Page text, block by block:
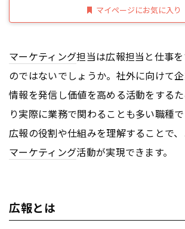
マイページにお気に入り
マーケティング担当は広報担当と仕事
のではないでしょうか。社外に向けて
情報を発信し価値を高める活動をする
り実際に業務で関わることも多い職種
広報の役割や仕組みを理解することで
マーケティング活動が実現できます。
広報とは